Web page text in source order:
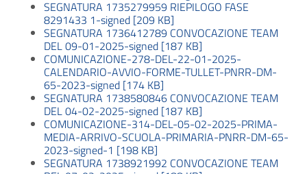
SEGNATURA 1735279959 RIEPILOGO FASE
8291433 1-signed [209 KB]
SEGNATURA 1736412789 CONVOCAZIONE TEAM
DEL 09-01-2025-signed [187 KB]
COMUNICAZIONE-278-DEL-22-01-2025-
CALENDARIO-AVVIO-FORME-TULLET-PNRR-DM-
65-2023-signed [174 KB]
SEGNATURA 1738580846 CONVOCAZIONE TEAM
DEL 04-02-2025-signed [187 KB]
COMUNICAZIONE-314-DEL-05-02-2025-PRIMA-
MEDIA-ARRIVO-SCUOLA-PRIMARIA-PNRR-DM-65-
2023-signed-1 [198 KB]
SEGNATURA 1738921992 CONVOCAZIONE TEAM